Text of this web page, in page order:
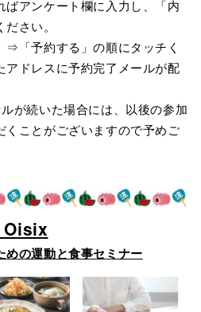
アンケート欄に入力し、「内
さい。
「予約する」の順にタッチく
アドレスに予約完了メールが配
が続いた場合には、以後の参加
くことがございますので予めご
Oisix
めの運動と食事セミナー